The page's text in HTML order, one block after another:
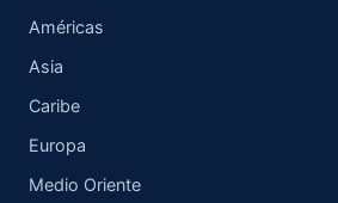
Américas
Asia
Caribe
Europa
Medio Oriente